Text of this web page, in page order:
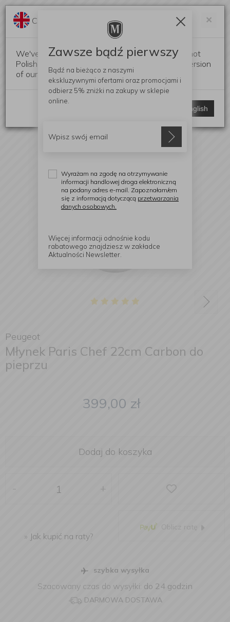
Peugeot
Młynek Paris Chef 22cm Carbon do
pieprzu
399,00 zł
Dodaj do koszyka
+
» Jak kupić na raty?
szybka wysyłka
Szacowany czas do wysyłki: do 24 godzin
DARMOWA DOSTAWA
×
Change language?
We've detected that your browser language is not
Polish. Would you like to switch to the English version
of our website?
Switch to English
Zawsze bądź pierwszy
Bądź na bieżąco z naszymi
ekskluzywnymi ofertami oraz promocjami i
odbierz 5% zniżki na zakupy w sklepie
online.
Wyrażam na zgodę na otrzymywanie
informacji handlowej droga elektroniczną
na podany adres e-mail. Zapoznałam/em
się z informacją dotyczącą przetwarzania
danych osobowych.
Więcej informacji odnośnie kodu
rabatowego znajdziesz w zakładce
Aktualności Newsletter.